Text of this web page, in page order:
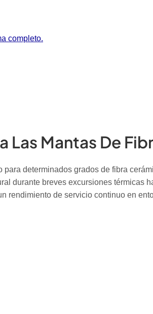
completo.
Las Mantas De
determinados grados de fibra
durante breves excursiones térmicas
rendimiento de servicio continuo en